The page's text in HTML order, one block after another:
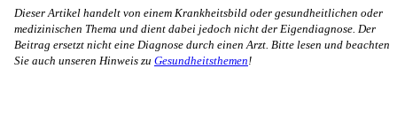
Dieser Artikel handelt von einem Krankheitsbild oder gesundheitlichen oder
medizinischen Thema und dient dabei jedoch nicht der Eigendiagnose. Der
Beitrag ersetzt nicht eine Diagnose durch einen Arzt. Bitte lesen und beachten
Sie auch unseren Hinweis zu Gesundheitsthemen!